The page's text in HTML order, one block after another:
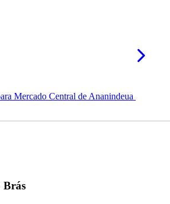
Mercado Central de Ananindeua
Brás